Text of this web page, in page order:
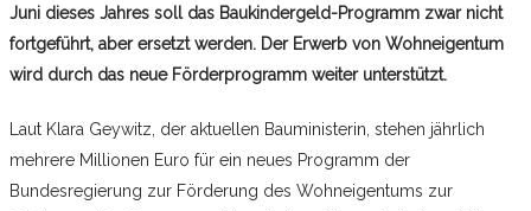
Juni dieses Jahres soll das Baukindergeld-Programm zwar nicht
fortgeführt, aber ersetzt werden. Der Erwerb von Wohneigentum
wird durch das neue Förderprogramm weiter unterstützt.
Laut Klara Geywitz, der aktuellen Bauministerin, stehen jährlich
mehrere Millionen Euro für ein neues Programm der
Bundesregierung zur Förderung des Wohneigentums zur